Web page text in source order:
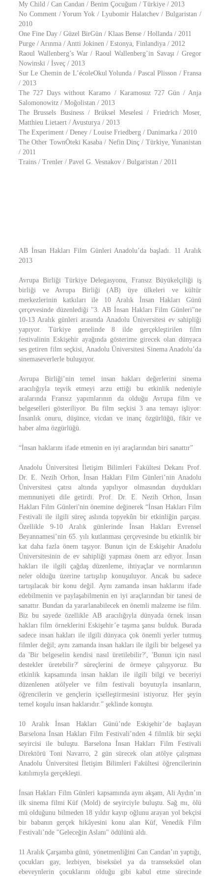
My Child / Can Candan / Benim Çocuğum / Türkiye / 2013
No Comment / Yorum Yok / Lyubomir Halatchev / Bulgaristan /
2010
One Fine Day / Güzel BirGün / Klaas Bense / Hollanda / 2011
Purge / Arınma / Antti Jokinen / Estonya, Finlandiya / 2012
Raoul Wallenberg’s War / Raoul Wallenberg’in Savaşı / Gregor
Nowinski / İsveç / 2013
Sur Le Chemin de L’écoleOkul Yolunda / Pascal Plisson / Fransa
/ 2013
The 727 Days without Karamo / Karamosuz 727 Gün / Anja
Salomonowitz / Moğolistan / 2013
The Brussels Business / Brüksel Meselesi / Friedrich Moser,
Matthieu Lietaert / Avusturya / 2013
The Experiment / Deney / Louise Friedberg / Danimarka / 2010
The Other TownÖteki Kasaba / Nefin Dinç / Türkiye, Yunanistan
/ 2011
Trains / Trenler / Pavel G. Vesnakov / Bulgaristan / 2011
AB İnsan Hakları Film Günleri Anadolu’da başladı. 11 Aralık
2013
Avrupa Birliği Türkiye Delegasyonu, Fransız Büyükelçiliği iş
birliği ve Avrupa Birliği (AB) üye ülkeleri ve kültür
merkezlerinin katkıları ile 10 Aralık İnsan Hakları Günü
çerçevesinde düzenlediği "3. AB İnsan Hakları Film Günleri"ne
10-13 Aralık günleri arasında Anadolu Üniversitesi ev sahipliği
yapıyor. Türkiye genelinde 8 ilde gerçekleştirilen film
festivalinin Eskişehir ayağında gösterime girecek olan dünyaca
ses getiren film seçkisi, Anadolu Üniversitesi Sinema Anadolu’da
sinemaseverlerle buluşuyor.
Avrupa Birliği’nin temel insan hakları değerlerini sinema
aracılığıyla teşvik etmeyi arzu ettiği bu etkinlik nedeniyle
aralarında Fransız yapımlarının da olduğu Avrupa film ve
belgeselleri gösteriliyor. Bu film seçkisi 3 ana temayı işliyor:
İnsanlık onuru, düşünce, vicdan ve inanç özgürlüğü, fikir ve
haber alma özgürlüğü.
“İnsan haklarını ifade etmenin en iyi araçlarından biri sanattır”
Anadolu Üniversitesi İletişim Bilimleri Fakültesi Dekanı Prof.
Dr. E. Nezih Orhon, İnsan Hakları Film Günleri’nin Anadolu
Üniversitesi çatısı altında yapılıyor olmasından duydukları
memnuniyeti dile getirdi. Prof. Dr. E. Nezih Orhon, İnsan
Hakları Film Günleri'nin önemine değinerek “İnsan Hakları Film
Festivali ile ilgili süreç aslında topyekûn bir etkinliğin parçası.
Özellikle 9-10 Aralık günlerinde İnsan Hakları Evrensel
Beyannamesi’nin 65. yılı kutlanması çerçevesinde bu etkinlik bir
kat daha fazla önem taşıyor. Bunun için de Eskişehir Anadolu
Üniversitesinin de ev sahipliği yapması önem arz ediyor. İnsan
hakları ile ilgili çağdaş düzenleme, ihtiyaçlar ve normlarının
neler olduğu üzerine tartışılıp konuşuluyor. Ancak bu sadece
tartışılacak bir konu değil. Aynı zamanda insan haklarını ifade
edebilmenin ve paylaşabilmenin en iyi araçlarından bir tanesi de
sanattır. Bundan da yararlanabilecek en önemli malzeme ise film.
Biz bu sayede özellikle AB aracılığıyla dünyada örnek insan
hakları film örneklerini Eskişehir’e taşıma şansı bulduk. Burada
sadece insan hakları ile ilgili dünyaca çok önemli yerler tutmuş
filmler değil; aynı zamanda insan hakları ile ilgili bir belgesel ya
da 'Bir belgeselin kendisi nasıl üretilebilir?', 'Bunun için nasıl
destekler üretebilir?' süreçlerini de örmeye çalışıyoruz. Bu
etkinlik kapsamında insan hakları ile ilgili bilgi ve beceriyi
düzenlenen atölyeler ve film festivali boyutuyla insanların,
öğrencilerin ve gençlerin içselleştirmesini istiyoruz. Her şeyin
temel koşulu insan haklarıdır.” şeklinde konuştu.
10 Aralık İnsan Hakları Günü’nde Eskişehir’de başlayan
Barselona İnsan Hakları Film Festivali’nden 4 filmlik bir seçki
seyircisi ile buluştu. Barselona İnsan Hakları Film Festivali
Direktörü Toni Navarro, 2 gün sürecek olan atölye çalışması
Anadolu Üniversitesi İletişim Bilimleri Fakültesi öğrencilerinin
katılımıyla gerçekleşti.
İnsan Hakları Film Günleri kapsamında aynı akşam, Ali Aydın’ın
ilk sinema filmi Küf (Mold) de seyirciyle buluştu. Sağ mı, ölü
mü olduğunu bilmeden 18 yıldır kayıp oğlunu arayan yol bekçisi
bir babanın gerçek hikâyesini konu alan Küf, Venedik Film
Festivali’nde "Geleceğin Aslanı" ödülünü aldı.
11 Aralık Çarşamba günü, yönetmenliğini Can Candan’ın yaptığı,
çocukları gay, lezbiyen, biseksüel ya da transseksüel olan
ebeveynlerin çocuklarını olduğu gibi kabul etme sürecinde